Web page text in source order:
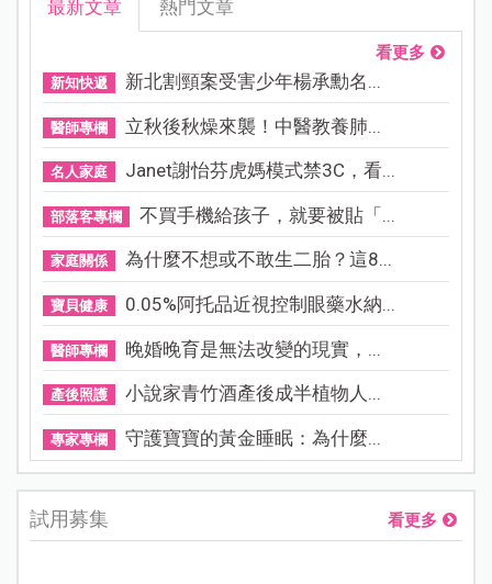
最新文章 熱門文章
看更多
新知快遞 新北割頸案受害少年楊承勳名...
醫師專欄 立秋後秋燥來襲！中醫教養肺...
名人家庭 Janet謝怡芬虎媽模式禁3C，看...
部落客專欄 不買手機給孩子，就要被貼「...
家庭關係 為什麼不想或不敢生二胎？這8...
寶貝健康 0.05%阿托品近視控制眼藥水納...
醫師專欄 晚婚晚育是無法改變的現實，...
產後照護 小說家青竹酒產後成半植物人...
專家專欄 守護寶寶的黃金睡眠：為什麼...
試用募集 看更多